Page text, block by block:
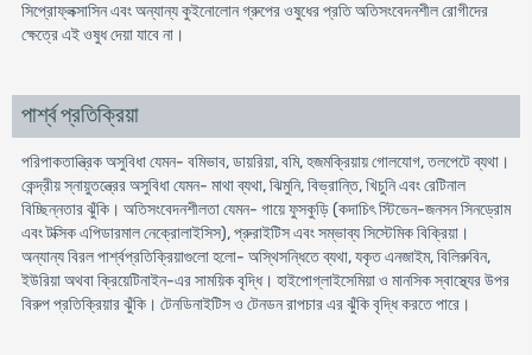
সিপ্রোফ্লক্সাসিন এবং অন্যান্য কুইনোলোন গ্রুপের ওষুধের প্রতি অতিসংবেদনশীল রোগীদের
ক্ষেত্রে এই ওষুধ দেয়া যাবে না।
পার্শ্ব প্রতিক্রিয়া
পরিপাকতান্ত্রিক অসুবিধা যেমন- বমিভাব, ডায়রিয়া, বমি, হজমক্রিয়ায় গোলযোগ, তলপেটে ব্যথা।
কেন্দ্রীয় স্নায়ুতন্ত্রের অসুবিধা যেমন- মাথা ব্যথা, ঝিমুনি, বিভ্রান্তি, খিচুনি এবং রেটিনাল
বিচ্ছিন্নতার ঝুঁকি। অতিসংবেদনশীলতা যেমন- গায়ে ফুসকুড়ি (কদাচিৎ স্টিভেন-জনসন সিনড্রোম
এবং টক্সিক এপিডারমাল নেক্রোলাইসিস), প্রুরাইটিস এবং সম্ভাব্য সিস্টেমিক বিক্রিয়া।
অন্যান্য বিরল পার্শ্বপ্রতিক্রিয়াগুলো হলো- অস্থিসন্ধিতে ব্যথা, যকৃত এনজাইম, বিলিরুবিন,
ইউরিয়া অথবা ক্রিয়েটিনাইন-এর সাময়িক বৃদ্ধি। হাইপোগ্লাইসেমিয়া ও মানসিক স্বাস্থ্যের উপর
বিরুপ প্রতিক্রিয়ার ঝুঁকি। টেনডিনাইটিস ও টেনডন রাপচার এর ঝুঁকি বৃদ্ধি করতে পারে।